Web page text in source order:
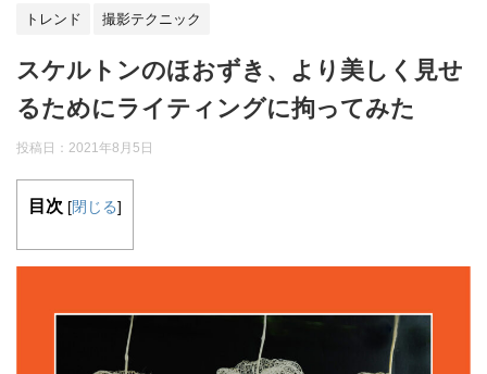
トレンド 撮影テクニック
スケルトンのほおずき、より美しく見せ
るためにライティングに拘ってみた
投稿日： 2021年8月5日
目次 [閉じる]